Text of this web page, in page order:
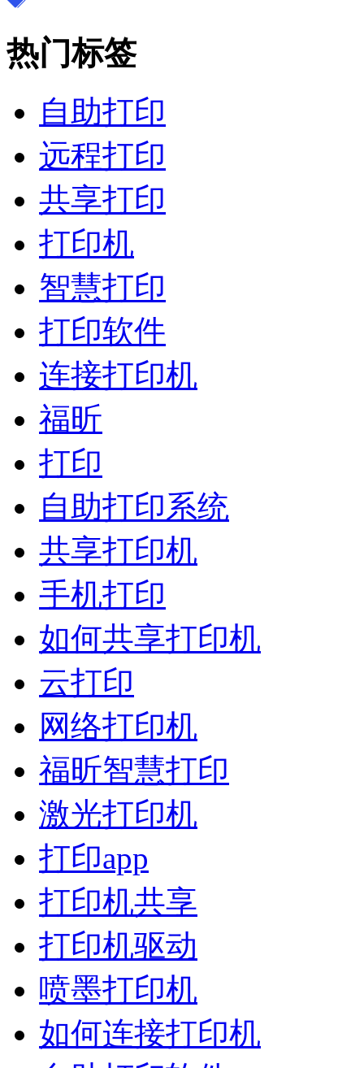
热门标签
自助打印
远程打印
共享打印
打印机
智慧打印
打印软件
连接打印机
福昕
打印
自助打印系统
共享打印机
手机打印
如何共享打印机
云打印
网络打印机
福昕智慧打印
激光打印机
打印app
打印机共享
打印机驱动
喷墨打印机
如何连接打印机